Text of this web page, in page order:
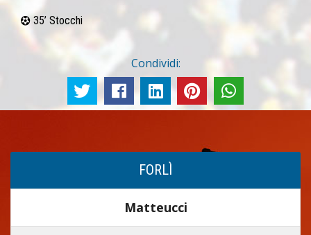
35’ Stocchi
Condividi:
FORLÌ
Matteucci